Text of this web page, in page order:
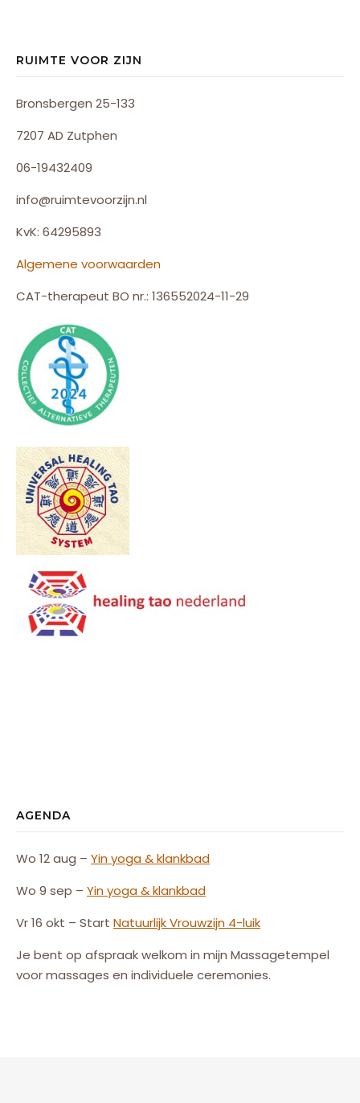
RUIMTE VOOR ZIJN
Bronsbergen 25-133
7207 AD Zutphen
06-19432409
info@ruimtevoorzijn.nl
KvK: 64295893
Algemene voorwaarden
CAT-therapeut BO nr.: 136552024-11-29
AGENDA
Wo 12 aug – Yin yoga & klankbad
Wo 9 sep – Yin yoga & klankbad
Vr 16 okt – Start NatuurlijkVrouwzijn 4-luik
Je bent op afspraak welkom in mijn Massagetempel
voor massages en individuele ceremonies.